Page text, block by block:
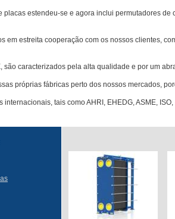
placas estendeu-se e agora inclui permutadores
em estreita cooperação com os nossos clientes,
são caracterizados pela alta qualidade e por um
próprias fábricas perto dos nossos mercados,
tais como AHRI, EHEDG, ASME,